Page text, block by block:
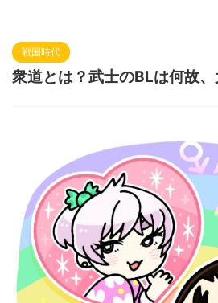
戦国時代
衆道とは？武士のBLは何故